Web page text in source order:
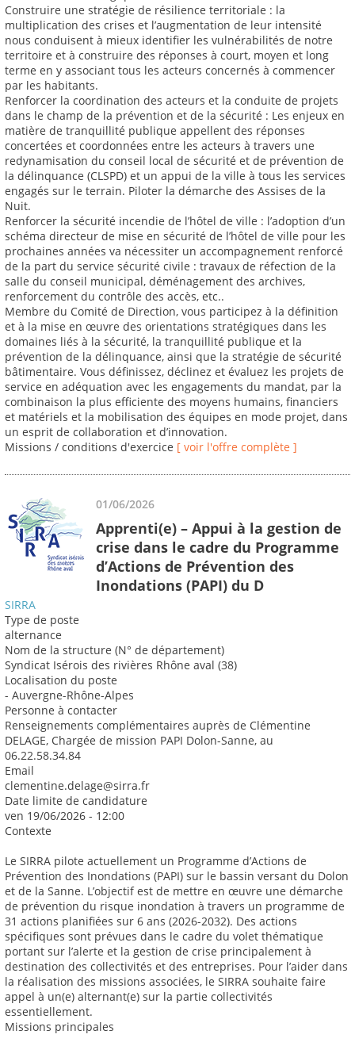
Construire une stratégie de résilience territoriale : la
multiplication des crises et l’augmentation de leur intensité
nous conduisent à mieux identifier les vulnérabilités de notre
territoire et à construire des réponses à court, moyen et long
terme en y associant tous les acteurs concernés à commencer
par les habitants.
Renforcer la coordination des acteurs et la conduite de projets
dans le champ de la prévention et de la sécurité : Les enjeux en
matière de tranquillité publique appellent des réponses
concertées et coordonnées entre les acteurs à travers une
redynamisation du conseil local de sécurité et de prévention de
la délinquance (CLSPD) et un appui de la ville à tous les services
engagés sur le terrain. Piloter la démarche des Assises de la
Nuit.
Renforcer la sécurité incendie de l’hôtel de ville : l’adoption d’un
schéma directeur de mise en sécurité de l’hôtel de ville pour les
prochaines années va nécessiter un accompagnement renforcé
de la part du service sécurité civile : travaux de réfection de la
salle du conseil municipal, déménagement des archives,
renforcement du contrôle des accès, etc..
Membre du Comité de Direction, vous participez à la définition
et à la mise en œuvre des orientations stratégiques dans les
domaines liés à la sécurité, la tranquillité publique et la
prévention de la délinquance, ainsi que la stratégie de sécurité
bâtimentaire. Vous définissez, déclinez et évaluez les projets de
service en adéquation avec les engagements du mandat, par la
combinaison la plus efficiente des moyens humains, financiers
et matériels et la mobilisation des équipes en mode projet, dans
un esprit de collaboration et d’innovation.
Missions / conditions d'exercice [ voir l'offre complète ]
01/06/2026
Apprenti(e) – Appui à la gestion de
crise dans le cadre du Programme
d’Actions de Prévention des
Inondations (PAPI) du D
SIRRA
Type de poste
alternance
Nom de la structure (N° de département)
Syndicat Isérois des rivières Rhône aval (38)
Localisation du poste
- Auvergne-Rhône-Alpes
Personne à contacter
Renseignements complémentaires auprès de Clémentine
DELAGE, Chargée de mission PAPI Dolon-Sanne, au
06.22.58.34.84
Email
clementine.delage@sirra.fr
Date limite de candidature
ven 19/06/2026 - 12:00
Contexte
Le SIRRA pilote actuellement un Programme d’Actions de
Prévention des Inondations (PAPI) sur le bassin versant du Dolon
et de la Sanne. L’objectif est de mettre en œuvre une démarche
de prévention du risque inondation à travers un programme de
31 actions planifiées sur 6 ans (2026-2032). Des actions
spécifiques sont prévues dans le cadre du volet thématique
portant sur l’alerte et la gestion de crise principalement à
destination des collectivités et des entreprises. Pour l’aider dans
la réalisation des missions associées, le SIRRA souhaite faire
appel à un(e) alternant(e) sur la partie collectivités
essentiellement.
Missions principales